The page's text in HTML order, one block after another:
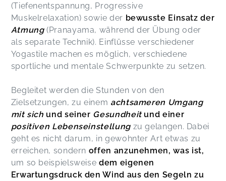
(Tiefenentspannung, Progressive
Muskelrelaxation) sowie der bewusste Einsatz der
Atmung(Pranayama, während der Übung oder
als separate Technik). Einflüsse verschiedener
Yogastile machen es möglich, verschiedene
sportliche und mentale Schwerpunkte zu setzen.
Begleitet werden die Stunden von den
Zielsetzungen, zu einem achtsameren Umgang
mit sich und seiner Gesundheit und einer
positiven Lebenseinstellung zu gelangen. Dabei
geht es nicht darum, in gewohnter Art etwas zu
erreichen, sondern offen anzunehmen, was ist,
um so beispielsweisedem eigenen
Erwartungsdruck den Wind aus den Segeln zu